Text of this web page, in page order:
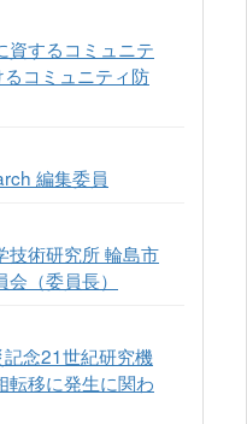
資するコミュニテ
コミュニティ防
編集委員
技術研究所 輪島市
（委員長）
念21世紀研究機
転移に発生に関わ